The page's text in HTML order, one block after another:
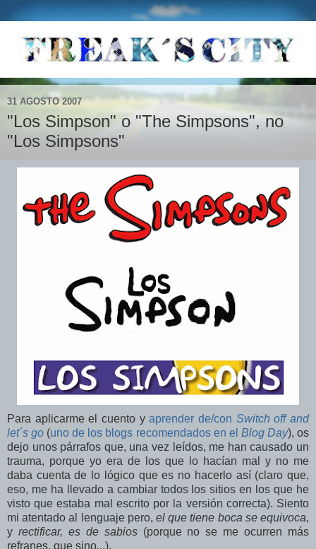
31 AGOSTO 2007
"Los Simpson" o "The Simpsons", no
"Los Simpsons"
Para aplicarme el cuento yaprender de/con Switch off and
let´s go (uno de los blogs recomendados en el Blog Day), os
dejo unos párrafos que, una vez leídos, me han causado un
trauma, porque yo era de los que lo hacían mal y no me
daba cuenta de lo lógico que es no hacerlo así (claro que,
eso, me ha llevado a cambiar todos los sitios en los que he
visto que estaba mal escrito por la versión correcta). Siento
mi atentado al lenguaje pero, el que tiene boca se equivoca,
y rectificar, es de sabios(porque no se me ocurren más
refranes, que sino...).